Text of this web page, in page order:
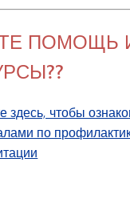
ПОМОЩЬ
здесь, чтобы
по